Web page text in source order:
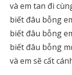
và em tan đi
biết đâu bỗng
biết đâu bỗng
biết đâu bỗng
và em sẽ cất